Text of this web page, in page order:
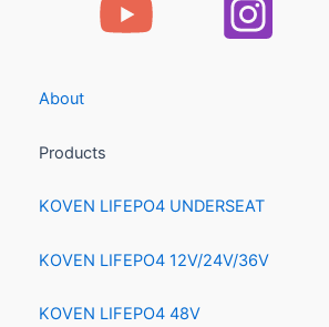
About
Products
KOVEN LIFEPO4 UNDERSEAT
KOVEN LIFEPO4 12V/24V/36V
KOVEN LIFEPO4 48V